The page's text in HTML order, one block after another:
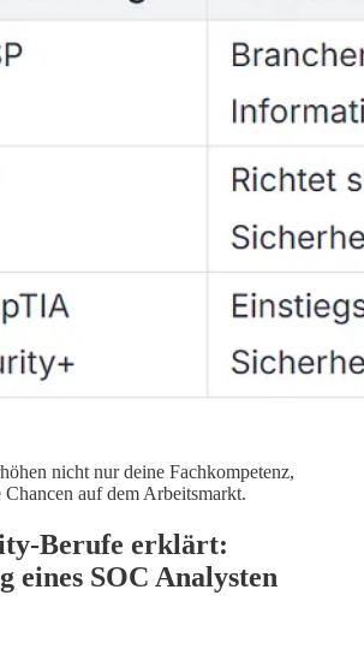
nicht nur deine Fachkompetenz,
Chancen auf dem Arbeitsmarkt.
Berufe erklärt:
eines SOC Analysten